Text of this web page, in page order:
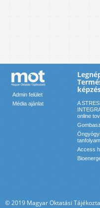
Admin felület
Média ajánlat
A
online
tanfolyam
Access
© 2019 Magyar Oktatási